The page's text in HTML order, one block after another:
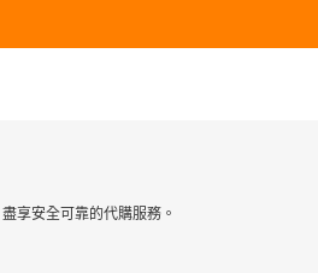
享安全可靠的代購服務。